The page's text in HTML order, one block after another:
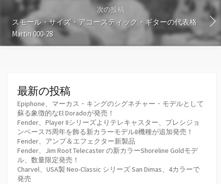
次の投稿
スモール・サイズ・アコースティック・ギターの代表格
Martin 000-28
最新の投稿
Epiphone、マーカス・キングのシグネチャー・モデルとして
蘇る象徴的なEl Doradoが発売！
Fender、Player IIシリーズよりテレキャスター、プレシジョ
ンベース75周年を飾る新カラーモデル8機種が追加発売！
Fender、アンプ＆エフェクター新製品
Fender、Jim Root Telecaster の新カラーShoreline Goldモデ
ル、数量限定発売！
Charvel、USA製 Neo-Classic シリーズ San Dimas、4カラーで
発売